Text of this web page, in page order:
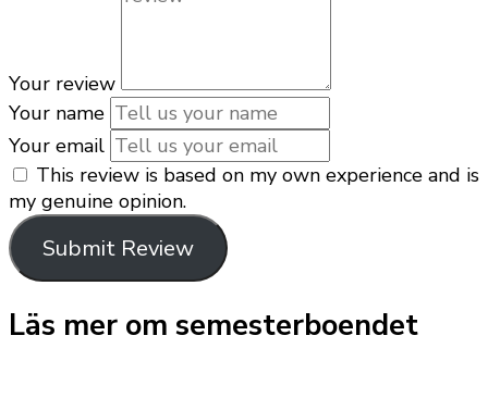
Your review
Your name
Your email
This review is based on my own experience and is
my genuine opinion.
Submit Review
Läs mer om semesterboendet